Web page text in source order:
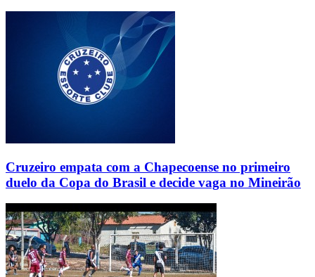
Cruzeiro empata com a Chapecoense no primeiro
duelo da Copa do Brasil e decide vaga no Mineirão